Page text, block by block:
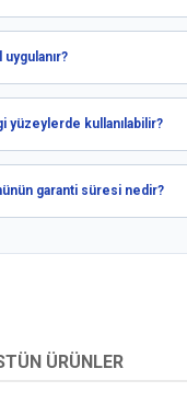
uygulanır?
yüzeylerde kullanılabilir?
garanti süresi nedir?
ÜRÜNLER